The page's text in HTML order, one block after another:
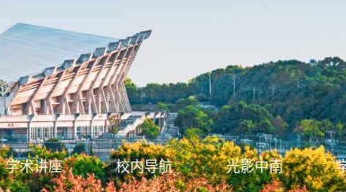
学术讲座 校内导航 光影中南